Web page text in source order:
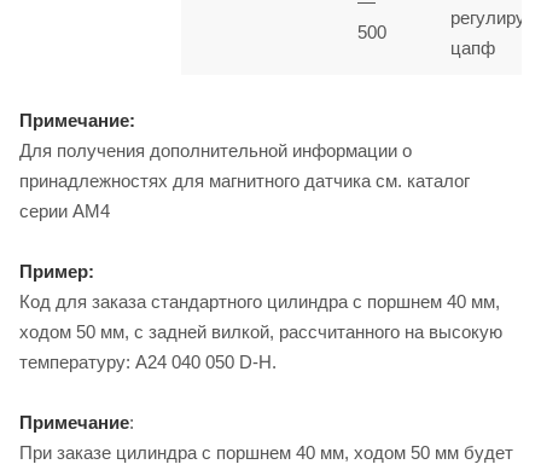
500
цапф
Примечание:
Для получения дополнительной информации о
принадлежностях для магнитного датчика см. каталог
серии AM4
Пример:
Код для заказа стандартного цилиндра с поршнем 40 мм,
ходом 50 мм, с задней вилкой, рассчитанного на высокую
температуру: A24 040 050 D-H.
Примечание:
При заказе цилиндра с поршнем 40 мм, ходом 50 мм будет